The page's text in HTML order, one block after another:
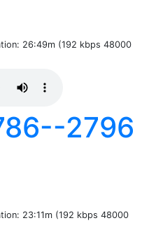
26:49m (192 kbps 48000
2796
23:11m (192 kbps 48000